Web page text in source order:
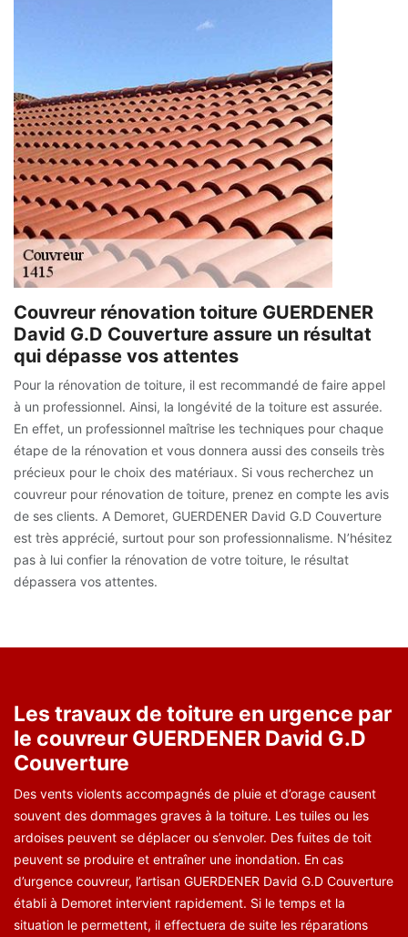
Couvreur rénovation toiture GUERDENER
David G.D Couverture assure un résultat
qui dépasse vos attentes
Pour la rénovation de toiture, il est recommandé de faire appel
à un professionnel. Ainsi, la longévité de la toiture est assurée.
En effet, un professionnel maîtrise les techniques pour chaque
étape de la rénovation et vous donnera aussi des conseils très
précieux pour le choix des matériaux. Si vous recherchez un
couvreur pour rénovation de toiture, prenez en compte les avis
de ses clients. A Demoret, GUERDENER David G.D Couverture
est très apprécié, surtout pour son professionnalisme. N’hésitez
pas à lui confier la rénovation de votre toiture, le résultat
dépassera vos attentes.
Les travaux de toiture en urgence par
le couvreur GUERDENER David G.D
Couverture
Des vents violents accompagnés de pluie et d’orage causent
souvent des dommages graves à la toiture. Les tuiles ou les
ardoises peuvent se déplacer ou s’envoler. Des fuites de toit
peuvent se produire et entraîner une inondation. En cas
d’urgence couvreur, l’artisan GUERDENER David G.D Couverture
établi à Demoret intervient rapidement. Si le temps et la
situation le permettent, il effectuera de suite les réparations